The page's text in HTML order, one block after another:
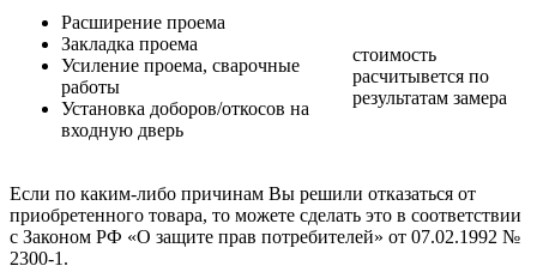
Расширение проема
Закладка проема
Усиление проема, сварочные
работы
Установка доборов/откосов на
входную дверь
стоимость
расчитывется по
результатам замера
Если по каким-либо причинам Вы решили отказаться от
приобретенного товара, то можете сделать это в соответствии
с Законом РФ «О защите прав потребителей» от 07.02.1992 №
2300-1.